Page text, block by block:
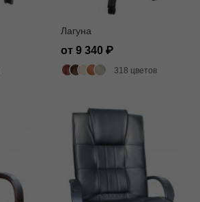
Лагуна
от 9 340
318 цветов